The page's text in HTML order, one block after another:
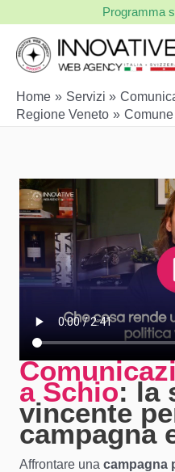
contenuto
Programma
Home Servizi
Regione Veneto
a Schio: la
vincente
campagna
Affrontare una campagna